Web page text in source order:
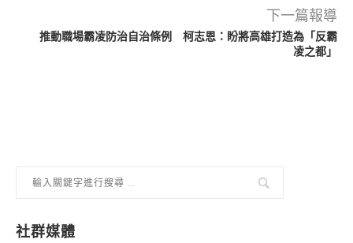
下一篇報導
推動職場霸凌防治自治條例 柯志恩：盼將高雄打造為「反霸
凌之都」
社群媒體